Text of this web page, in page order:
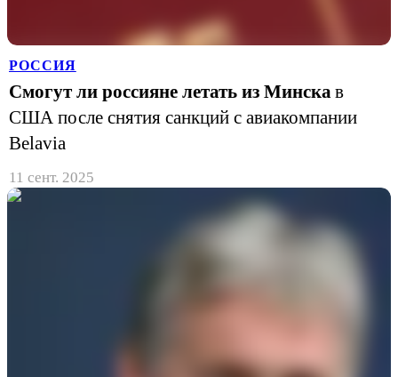
РОССИЯ
Смогут ли россияне летать из Минска в
США после снятия санкций с авиакомпании
Belavia
11 сент. 2025